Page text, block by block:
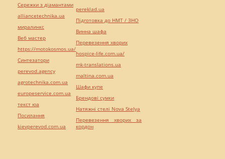
Сережки з діамантами
alliancetechnika.ua
миралинкс
Веб мастер
https://motokosmos.ua/
Синтезатори
perevod.agency
agrotechnika.com.ua
europeservice.com.ua
текст юа
Посилання
kievperevod.com.ua
pereklad.ua
Підготовка до НМТ / ЗНО
Винна шафа
Перевезення хворих
hospice-life.com.ua/
mk-translations.ua
maltina.com.ua
Шафи купе
Брендові сумки
Натяжні стелі Nova Stelya
Перевезення хворих за
кордон